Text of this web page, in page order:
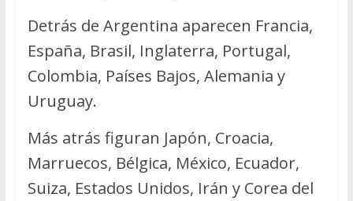
Detrás de Argentina aparecen Francia,
España, Brasil, Inglaterra, Portugal,
Colombia, Países Bajos, Alemania y
Uruguay.
Más atrás figuran Japón, Croacia,
Marruecos, Bélgica, México, Ecuador,
Suiza, Estados Unidos, Irán y Corea del